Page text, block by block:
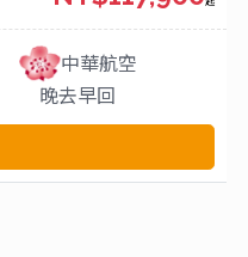
中華航空
晚去早回